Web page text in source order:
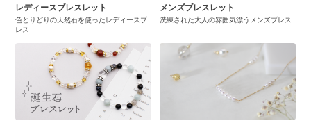
レディースブレスレット
色とりどりの天然石を使ったレディースブ
レス
メンズブレスレット
洗練された大人の雰囲気漂うメンズブレス